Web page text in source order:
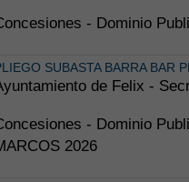
- Dominio
SUBASTA BARRA BAR
de Felix -
- Dominio
2026